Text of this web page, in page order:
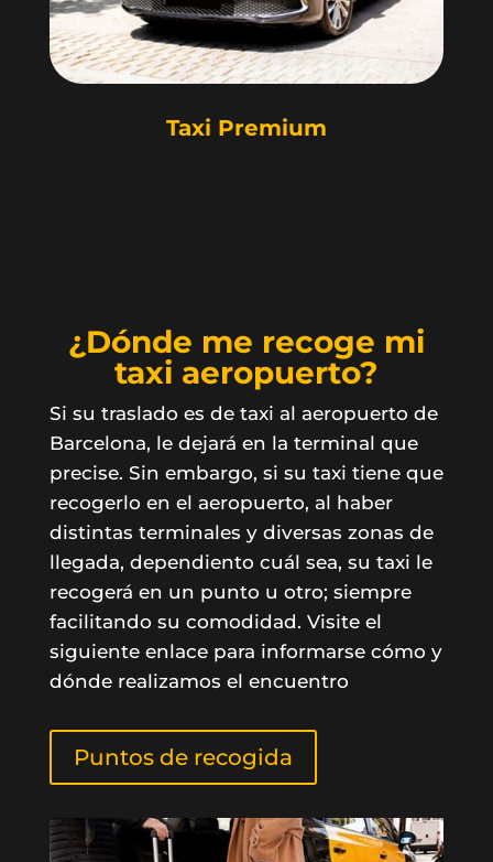
Taxi Premium
¿Dónde me recoge mi
taxi aeropuerto?
Si su traslado es de taxi al aeropuerto de
Barcelona, le dejará en la terminal que
precise. Sin embargo, si su taxi tiene que
recogerlo en el aeropuerto, al haber
distintas terminales y diversas zonas de
llegada, dependiento cuál sea, su taxi le
recogerá en un punto u otro; siempre
facilitando su comodidad. Visite el
siguiente enlace para informarse cómo y
dónde realizamos el encuentro
Puntos de recogida